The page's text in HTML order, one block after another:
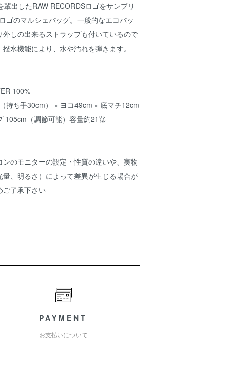
輩出したRAW RECORDSロゴをサンプリ
ゴのマルシェバッグ。一般的なエコバッ
外しの出来るストラップも付いているので
水機能により、水や汚れを弾きます。
100%
持ち手30cm） × ヨコ49cm × 底マチ12cm
105cm（調節可能）容量約21㍑
のモニターの設定・性質の違いや、実物
量、明るさ）によって差異が生じる場合が
ご了承下さい
PAYMENT
お支払いについて